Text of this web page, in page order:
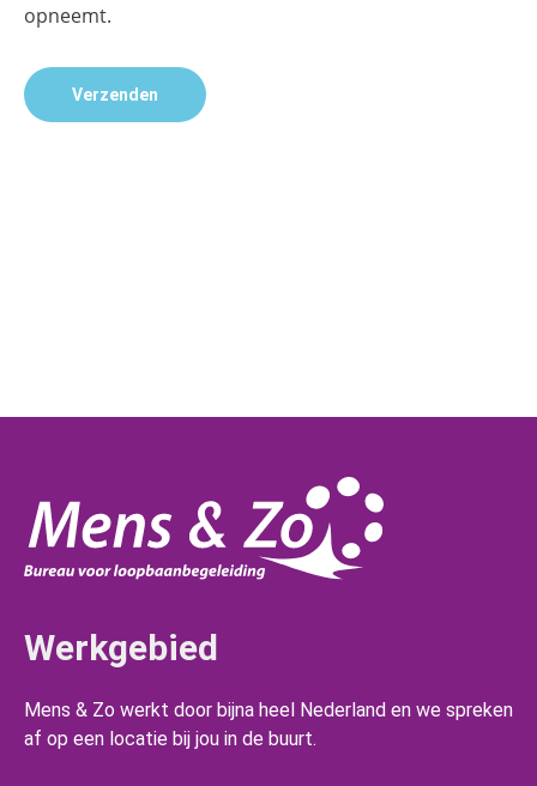
opneemt.
Werkgebied
Mens & Zo werkt door bijna heel Nederland en we spreken
af op een locatie bij jou in de buurt.